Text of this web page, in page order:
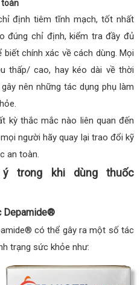
toàn
định tiêm tĩnh mạch, tốt nhất
đúng chỉ định, kiểm tra đầy đủ
chính xác về cách dùng. Mọi
thấp/ cao, hay kéo dài về thời
nên những tác dụng phụ làm
kỳ thắc mắc nào liên quan đến
người hãy quay lại trao đổi kỹ
an toàn.
trong khi dùng thuốc
Depamide®
có thể gây ra một số tác
trạng sức khỏe như: